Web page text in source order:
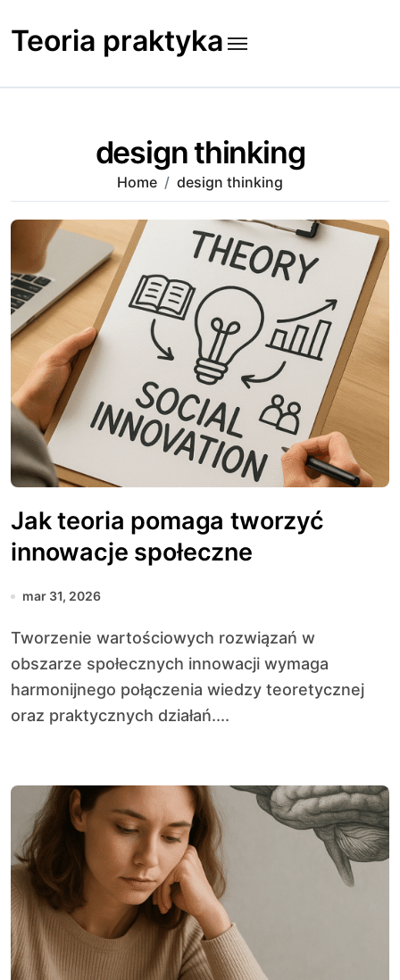
to
content
Teoria praktyka
design thinking
Home design thinking
Jak teoria pomaga tworzyć
innowacje społeczne
mar 31, 2026
Tworzenie wartościowych rozwiązań w
obszarze społecznych innowacji wymaga
harmonijnego połączenia wiedzy teoretycznej
oraz praktycznych działań....